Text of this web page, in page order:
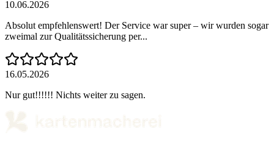
10.06.2026
Absolut empfehlenswert! Der Service war super – wir wurden sogar
zweimal zur Qualitätssicherung per...
16.05.2026
Nur gut!!!!!! Nichts weiter zu sagen.